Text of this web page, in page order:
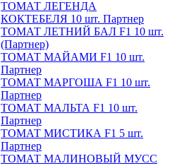
ТОМАТ ЛЕГЕНДА
КОКТЕБЕЛЯ 10 шт. Партнер
ТОМАТ ЛЕТНИЙ БАЛ F1 10 шт.
(Партнер)
ТОМАТ МАЙАМИ F1 10 шт.
Партнер
ТОМАТ МАРГОША F1 10 шт.
Партнер
ТОМАТ МАЛЬТА F1 10 шт.
Партнер
ТОМАТ МИСТИКА F1 5 шт.
Партнер
ТОМАТ МАЛИНОВЫЙ МУСС